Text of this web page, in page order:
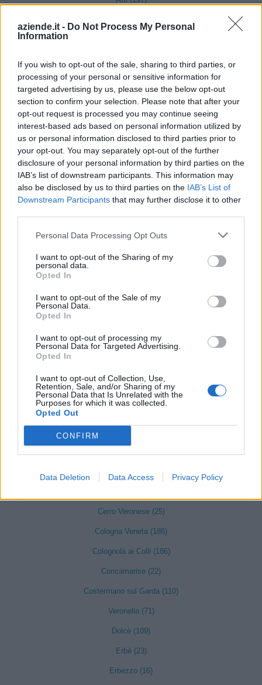
aziende.it - Do Not Process My Personal
Information
If you wish to opt-out of the sale, sharing to third parties, or
processing of your personal or sensitive information for
targeted advertising by us, please use the below opt-out
section to confirm your selection. Please note that after your
opt-out request is processed you may continue seeing
interest-based ads based on personal information utilized by
us or personal information disclosed to third parties prior to
your opt-out. You may separately opt-out of the further
disclosure of your personal information by third parties on the
IAB’s list of downstream participants. This information may
also be disclosed by us to third parties on the IAB’s List of
Downstream Participants that may further disclose it to other
Personal Data Processing Opt Outs
I want to opt-out of the Sharing of my
personal data.
Opted In
I want to opt-out of the Sale of my
Personal Data.
Opted In
I want to opt-out of processing my
Personal Data for Targeted Advertising.
Opted In
I want to opt-out of Collection, Use,
Retention, Sale, and/or Sharing of my
Personal Data that Is Unrelated with the
Purposes for which it was collected.
Opted Out
CONFIRM
Data Deletion Data Access Privacy Policy
Arcole (129)
Badia Calavena (55)
Bardolino (311)
Belfiore (71)
Bevilacqua (24)
Bonavigo (31)
Boschi Sant'Anna (22)
Bosco Chiesanuova (67)
Bovolone (323)
Brentino Belluno (26)
Brenzone sul Garda (73)
Buttapietra (117)
Caprino Veronese (174)
Castagnaro (49)
Castel d'Azzano (189)
Cavaion Veronese (147)
Cazzano di Tramigna (31)
Cerea (422)
Cerro Veronese (25)
Cologna Veneta (186)
Colognola ai Colli (186)
Concamarise (22)
Costermano sul Garda (110)
Veronella (71)
Dolcè (109)
Erbè (23)
Erbezzo (16)